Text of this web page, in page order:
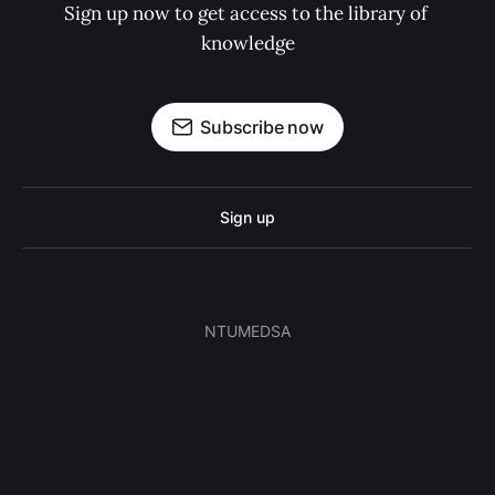
Sign up now to get access to the library of
knowledge
Subscribe now
Sign up
NTUMEDSA